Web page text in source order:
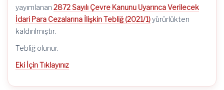
yayımlanan 2872 Sayılı Çevre Kanunu Uyarınca Verilecek
İdari Para Cezalarına İlişkin Tebliğ (2021/1)yürürlükten
kaldırılmıştır.
Tebliğ olunur.
Eki İçin Tıklayınız